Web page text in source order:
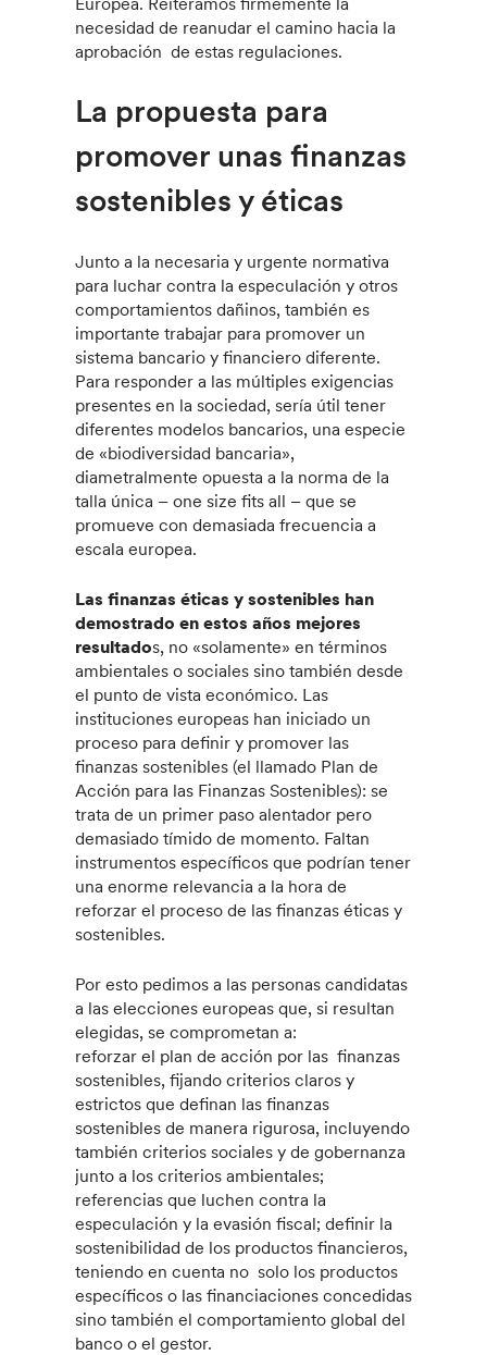
necesidad de reanudar el camino hacia la
aprobación de estas regulaciones.
La propuesta para
promover unas finanzas
sostenibles y éticas
Junto a la necesaria y urgente normativa
para luchar contra la especulación y otros
comportamientos dañinos, también es
importante trabajar para promover un
sistema bancario y financiero diferente.
Para responder a las múltiples exigencias
presentes en la sociedad, sería útil tener
diferentes modelos bancarios, una especie
de «biodiversidad bancaria»,
diametralmente opuesta a la norma de la
talla única – one size fits all – que se
promueve con demasiada frecuencia a
escala europea.
Las finanzas éticas y sostenibles han
demostrado en estos años mejores
resultados, no «solamente» en términos
ambientales o sociales sino también desde
el punto de vista económico. Las
instituciones europeas han iniciado un
proceso para definir y promover las
finanzas sostenibles (el llamado Plan de
Acción para las Finanzas Sostenibles): se
trata de un primer paso alentador pero
demasiado tímido de momento. Faltan
instrumentos específicos que podrían tener
una enorme relevancia a la hora de
reforzar el proceso de las finanzas éticas y
sostenibles.
Por esto pedimos a las personas candidatas
a las elecciones europeas que, si resultan
elegidas, se comprometan a:
reforzar el plan de acción por las finanzas
sostenibles, fijando criterios claros y
estrictos que definan las finanzas
sostenibles de manera rigurosa, incluyendo
también criterios sociales y de gobernanza
junto a los criterios ambientales;
referencias que luchen contra la
especulación y la evasión fiscal; definir la
sostenibilidad de los productos financieros,
teniendo en cuenta no solo los productos
específicos o las financiaciones concedidas
sino también el comportamiento global del
banco o el gestor.